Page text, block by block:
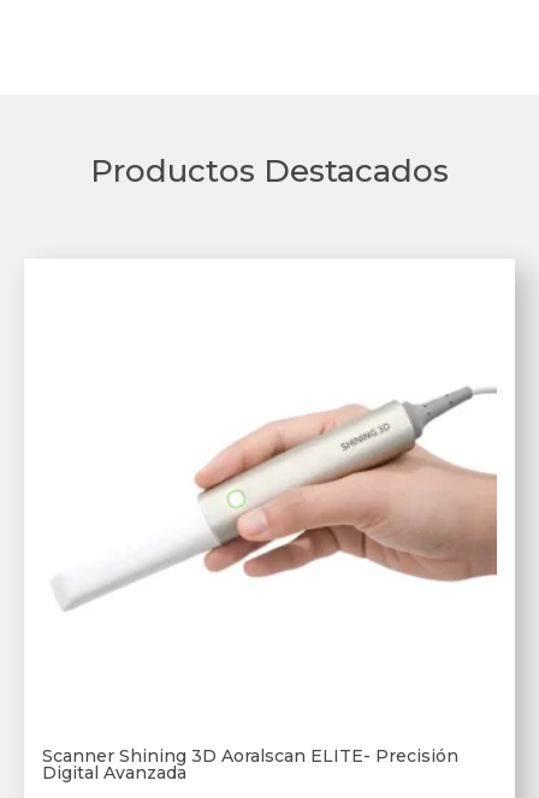
Productos Destacados
Scanner Shining 3D Aoralscan ELITE- Precisión
Digital Avanzada